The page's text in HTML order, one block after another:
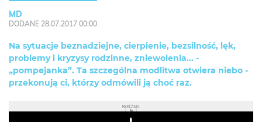
MD
DODANE 28.07.2017 00:00
Na sytuacje beznadziejne, cierpienie, bezsilność, lęk,
problemy i kryzysy rodzinne, zniewolenia... -
„pompejanka”. Ta szczególna modlitwa otwiera niebo -
przekonują ci, którzy odmówili ją choć raz.
REKLAMA